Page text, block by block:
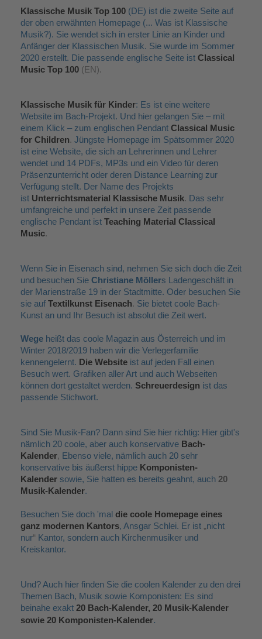
Klassische Musik Top 100 (DE) ist die zweite Seite auf
der oben erwähnten Homepage (... Was ist Klassische
Musik?). Sie wendet sich in erster Linie an Kinder und
Anfänger der Klassischen Musik. Sie wurde im Sommer
2020 erstellt. Die passende englische Seite ist Classical
Music Top 100 (EN).
Klassische Musik für Kinder: Es ist eine weitere
Website im Bach-Projekt. Und hier gelangen Sie – mit
einem Klick – zum englischen Pendant Classical Music
for Children. Jüngste Homepage im Spätsommer 2020
ist eine Website, die sich an Lehrerinnen und Lehrer
wendet und 14 PDFs, MP3s und ein Video für deren
Präsenzunterricht oder deren Distance Learning zur
Verfügung stellt. Der Name des Projekts
ist Unterrichtsmaterial Klassische Musik. Das sehr
umfangreiche und perfekt in unsere Zeit passende
englische Pendant ist Teaching Material Classical
Music.
Wenn Sie in Eisenach sind, nehmen Sie sich doch die Zeit
und besuchen Sie Christiane Möllers Ladengeschäft in
der Marienstraße 19 in der Stadtmitte. Oder besuchen Sie
sie auf Textilkunst Eisenach. Sie bietet coole Bach-
Kunst an und Ihr Besuch ist absolut die Zeit wert.
Wege heißt das coole Magazin aus Österreich und im
Winter 2018/2019 haben wir die Verlegerfamilie
kennengelernt. Die Website ist auf jeden Fall einen
Besuch wert. Grafiken aller Art und auch Webseiten
können dort gestaltet werden. Schreuerdesign ist das
passende Stichwort.
Sind Sie Musik-Fan? Dann sind Sie hier richtig: Hier gibt's
nämlich 20 coole, aber auch konservative Bach-
Kalender, Ebenso viele, nämlich auch 20 sehr
konservative bis äußerst hippe Komponisten-
Kalender sowie, Sie hatten es bereits geahnt, auch 20
Musik-Kalender.
Besuchen Sie doch 'mal die coole Homepage eines
ganz modernen Kantors, Ansgar Schlei. Er ist „nicht
nur“ Kantor, sondern auch Kirchenmusiker und
Kreiskantor.
Und? Auch hier finden Sie die coolen Kalender zu den drei
Themen Bach, Musik sowie Komponisten: Es sind
beinahe exakt 20 Bach-Kalender, 20 Musik-Kalender
sowie 20 Komponisten-Kalender.